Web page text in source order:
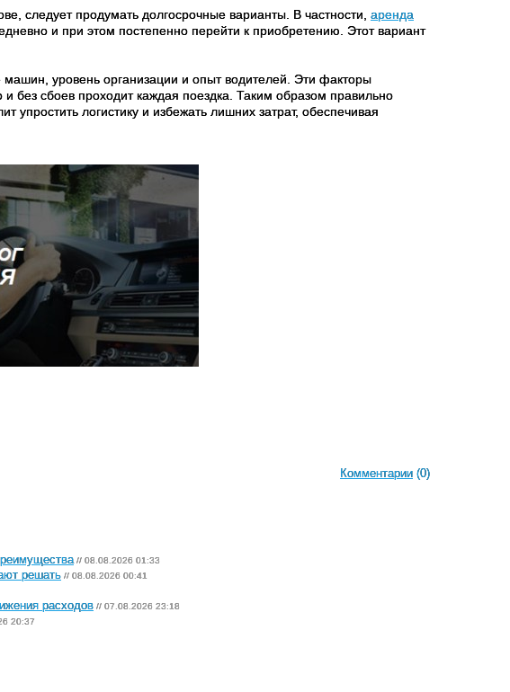
следует продумать долгосрочные варианты. В частности, аренда
и при этом постепенно перейти к приобретению. Этот вариант
уровень организации и опыт водителей. Эти факторы
без сбоев проходит каждая поездка. Таким образом правильно
логистику и избежать лишних затрат, обеспечивая
Комментарии (0)
// 08.08.2026 01:33
решать // 08.08.2026 00:41
расходов // 07.08.2026 23:18
20:37